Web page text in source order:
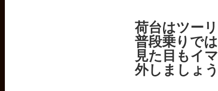
荷台はツー
普段乗りで
見た目もイ
外しましょ